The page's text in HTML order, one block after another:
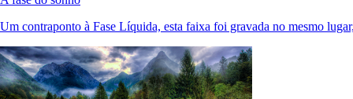
Um contraponto à Fase Líquida, esta faixa foi gravada no mesmo